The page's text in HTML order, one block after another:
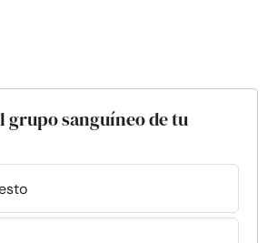
grupo sanguíneo de tu